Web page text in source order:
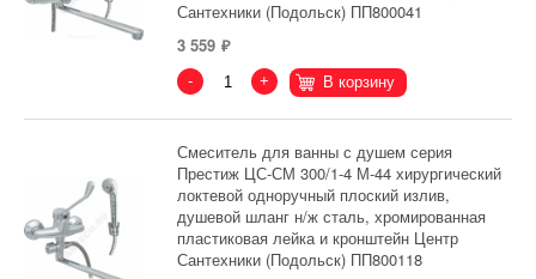
Сантехники (Подольск) ПП800041
3 559
- + В корзину
Смеситель для ванны с душем серия
Престиж ЦС-СМ 300/1-4 М-44 хирургический
локтевой одноручный плоский излив,
душевой шланг н/ж сталь, хромированная
пластиковая лейка и кронштейн Центр
Сантехники (Подольск) ПП800118